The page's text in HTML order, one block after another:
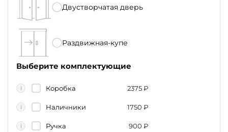
Двустворчатая дверь
Раздвижная-купе
Выберите комплектующие
i Коробка 2375₽
i Наличники 1750 ₽
i Ручка 900 ₽